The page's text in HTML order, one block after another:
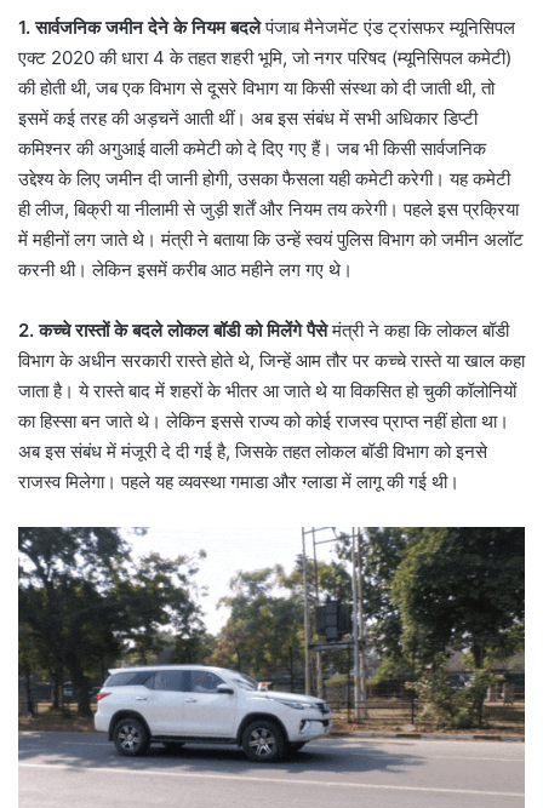
1. सार्वजनिक जमीन देने के नियम बदलेपंजाब मैनेजमेंट एंड ट्रांसफर म्यूनिसिपल
एक्ट 2020 की धारा 4 के तहत शहरी भूमि, जो नगर परिषद (म्यूनिसिपल कमेटी)
की होती थी, जब एक विभाग से दूसरे विभाग या किसी संस्था को दी जाती थी, तो
इसमें कई तरह की अड़चनें आती थीं। अब इस संबंध में सभी अधिकार डिप्टी
कमिश्नर की अगुआई वाली कमेटी को दे दिए गए हैं। जब भी किसी सार्वजनिक
उद्देश्य के लिए जमीन दी जानी होगी, उसका फैसला यही कमेटी करेगी। यह कमेटी
ही लीज, बिक्री या नीलामी से जुड़ी शर्तें और नियम तय करेगी। पहले इस प्रक्रिया
में महीनों लग जाते थे। मंत्री ने बताया कि उन्हें स्वयं पुलिस विभाग को जमीन अलॉट
करनी थी। लेकिन इसमें करीब आठ महीने लग गए थे।
2. कच्चे रास्तों के बदले लोकल बॉडी को मिलेंगे पैसेमंत्री ने कहा कि लोकल बॉडी
विभाग के अधीन सरकारी रास्ते होते थे, जिन्हें आम तौर पर कच्चे रास्ते या खाल कहा
जाता है। ये रास्ते बाद में शहरों के भीतर आ जाते थे या विकसित हो चुकी कॉलोनियों
का हिस्सा बन जाते थे। लेकिन इससे राज्य को कोई राजस्व प्राप्त नहीं होता था।
अब इस संबंध में मंजूरी दे दी गई है, जिसके तहत लोकल बॉडी विभाग को इनसे
राजस्व मिलेगा। पहले यह व्यवस्था गमाडा और ग्लाडा में लागू की गई थी।